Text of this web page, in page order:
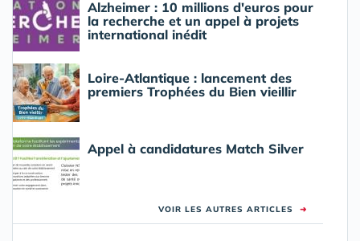
Alzheimer : 10 millions d'euros pour
la recherche et un appel à projets
international inédit
Loire-Atlantique : lancement des
premiers Trophées du Bien vieillir
Appel à candidatures Match Silver
VOIR LES AUTRES ARTICLES ➜